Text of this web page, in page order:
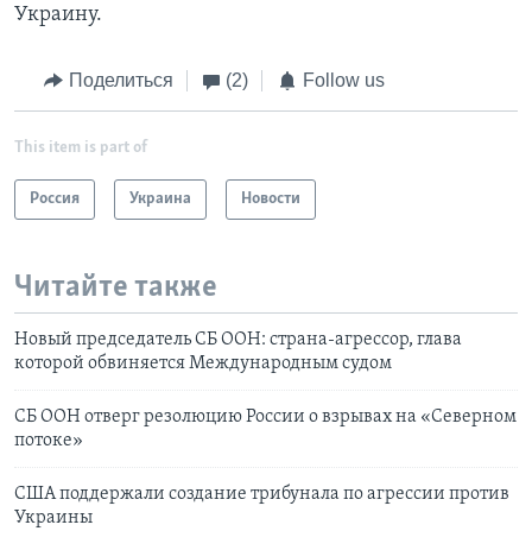
Украину.
Поделиться (2) Follow us
This item is part of
Россия Украина Новости
Читайте также
Новый председатель СБ ООН: страна-агрессор, глава
которой обвиняется Международным судом
СБ ООН отверг резолюцию России о взрывах на «Северном
потоке»
США поддержали создание трибунала по агрессии против
Украины